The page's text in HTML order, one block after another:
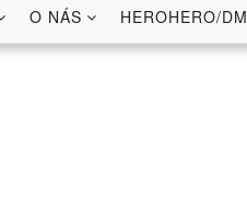
O NÁS HEROHERO/DM